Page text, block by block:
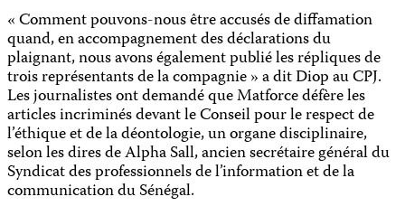
« Comment pouvons-nous être accusés de diffamation
quand, en accompagnement des déclarations du
plaignant, nous avons également publié les répliques de
trois représentants de la compagnie » a dit Diop au CPJ.
Les journalistes ont demandé que Matforce défère les
articles incriminés devant le Conseil pour le respect de
l’éthique et de la déontologie, un organe disciplinaire,
selon les dires de Alpha Sall, ancien secrétaire général du
Syndicat des professionnels de l’information et de la
communication du Sénégal.